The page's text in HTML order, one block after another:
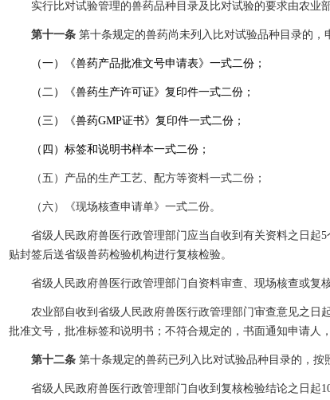
实行比对试验管理的兽药品种目录及比对试验的要求由农业部
第十一条 第十条规定的兽药尚未列入比对试验品种目录的
（一）《兽药产品批准文号申请表》一式二份；
（二）《兽药生产许可证》复印件一式二份；
（三）《兽药GMP证书》复印件一式二份；
（四）标签和说明书样本一式二份；
（五）产品的生产工艺、配方等资料一式二份；
（六）《现场核查申请单》一式二份。
省级人民政府兽医行政管理部门应当自收到有关资料之日起5
贴封签后送省级兽药检验机构进行复核检验。
省级人民政府兽医行政管理部门自资料审查、现场核查或复核
农业部自收到省级人民政府兽医行政管理部门审查意见之日起
批准文号，批准标签和说明书；不符合规定的，书面通知申请人
第十二条 第十条规定的兽药已列入比对试验品种目录的，
省级人民政府兽医行政管理部门自收到复核检验结论之日起